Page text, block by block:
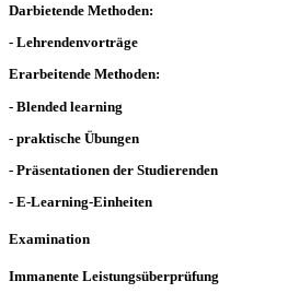
Darbietende Methoden:
- Lehrendenvorträge
Erarbeitende Methoden:
- Blended learning
- praktische Übungen
- Präsentationen der Studierenden
- E-Learning-Einheiten
Examination
Immanente Leistungsüberprüfung